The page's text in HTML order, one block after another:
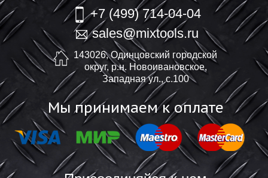
+7 (499) 714-04-04
sales@mixtools.ru
143026, Одинцовский городской
округ, р.н. Новоивановское,
Западная ул., с.100
Мы принимаем к оплате